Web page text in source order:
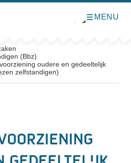
O
n
MENU
(Bbz)
oudere en gedeeltelijk
zelfstandigen)